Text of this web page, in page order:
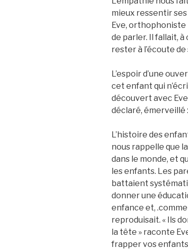
mieux ressentir
Eve,
de parler. Il fallait,
rester à l’écoute
L’espoir d’une
cet enfant qui
découvert avec
déclaré, émerveillé
L’histoire des
nous rappelle que
dans le monde, et
les enfants. Les
battaient
donner une
enfance et,
reproduisait. « Ils
la tête » raconte
frapper vos